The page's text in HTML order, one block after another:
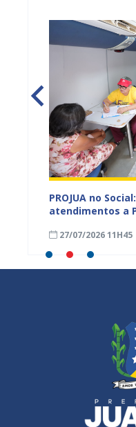
serviço itinerante leva
Pinhões e Lagoa do Boi